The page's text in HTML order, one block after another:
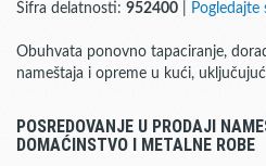
Šifra delatnosti: 952400
Obuhvata ponovno tapaciranje,
nameštaja i opreme u kući,
POSREDOVANJE U PRODAJI
DOMAĆINSTVO I METALNE ROBE